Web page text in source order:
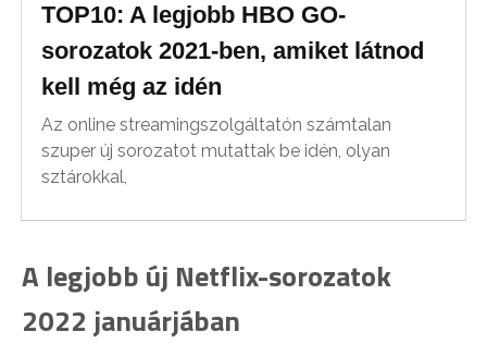
TOP10: A legjobb HBO GO-
sorozatok 2021-ben, amiket látnod
kell még az idén
Az online streamingszolgáltatón számtalan
szuper új sorozatot mutattak be idén, olyan
sztárokkal,
A legjobb új Netflix-sorozatok
2022 januárjában